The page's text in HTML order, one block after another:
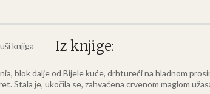
Iz knjige:
blok dalje od Bijele kuće, drhtureći na hladnom
Stala je, ukočila se, zahvaćena crvenom maglom